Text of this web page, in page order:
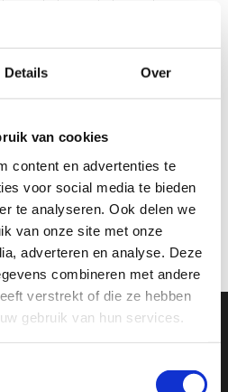
Details Over
van cookies
content en advertenties te
voor social media te bieden
te analyseren. Ook delen we
van onze site met onze
adverteren en analyse. Deze
combineren met andere
verstrekt of die ze hebben
gebruik van hun services.
WINKELWAGEN
korting in onze webwinkel